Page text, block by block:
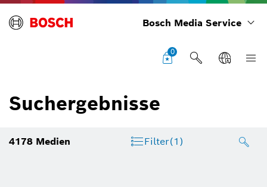
Bosch Media Service
0
Suchergebnisse
4178 Medien Filter(1)